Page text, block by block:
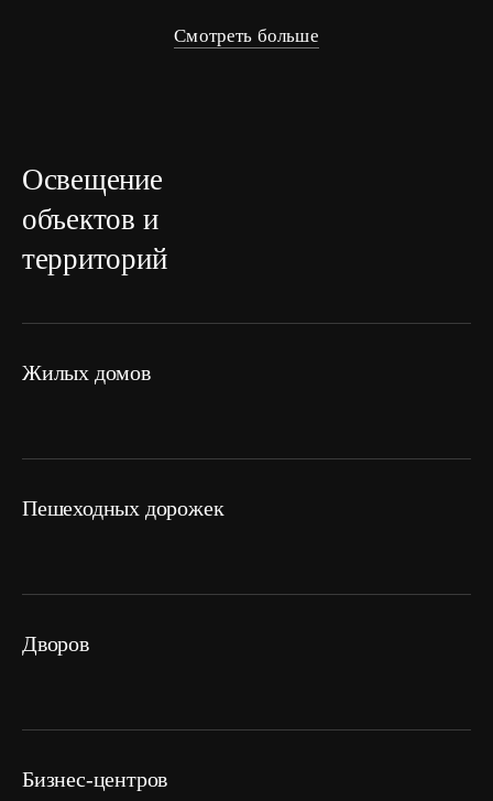
Смотреть больше
Освещение
объектов и
территорий
жилых домов
пешеходных дорожек
дворов
Бизнес-центров